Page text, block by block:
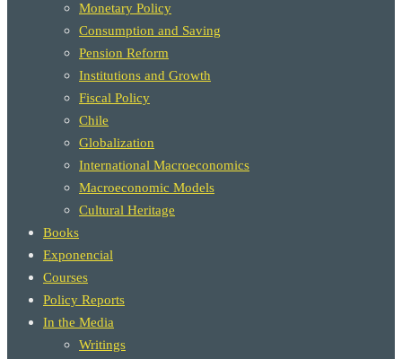
Monetary Policy
Consumption and Saving
Pension Reform
Institutions and Growth
Fiscal Policy
Chile
Globalization
International Macroeconomics
Macroeconomic Models
Cultural Heritage
Books
Exponencial
Courses
Policy Reports
In the Media
Writings